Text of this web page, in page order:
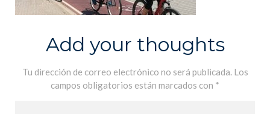
Add your thoughts
Tu dirección de correo electrónico no será publicada. Los
campos obligatorios están marcados con *